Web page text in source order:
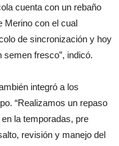
cuenta con un rebaño
Merino con el cual
de sincronización y hoy
fresco”, indicó.
integró a los
“Realizamos un repaso
la temporadas, pre
revisión y manejo del